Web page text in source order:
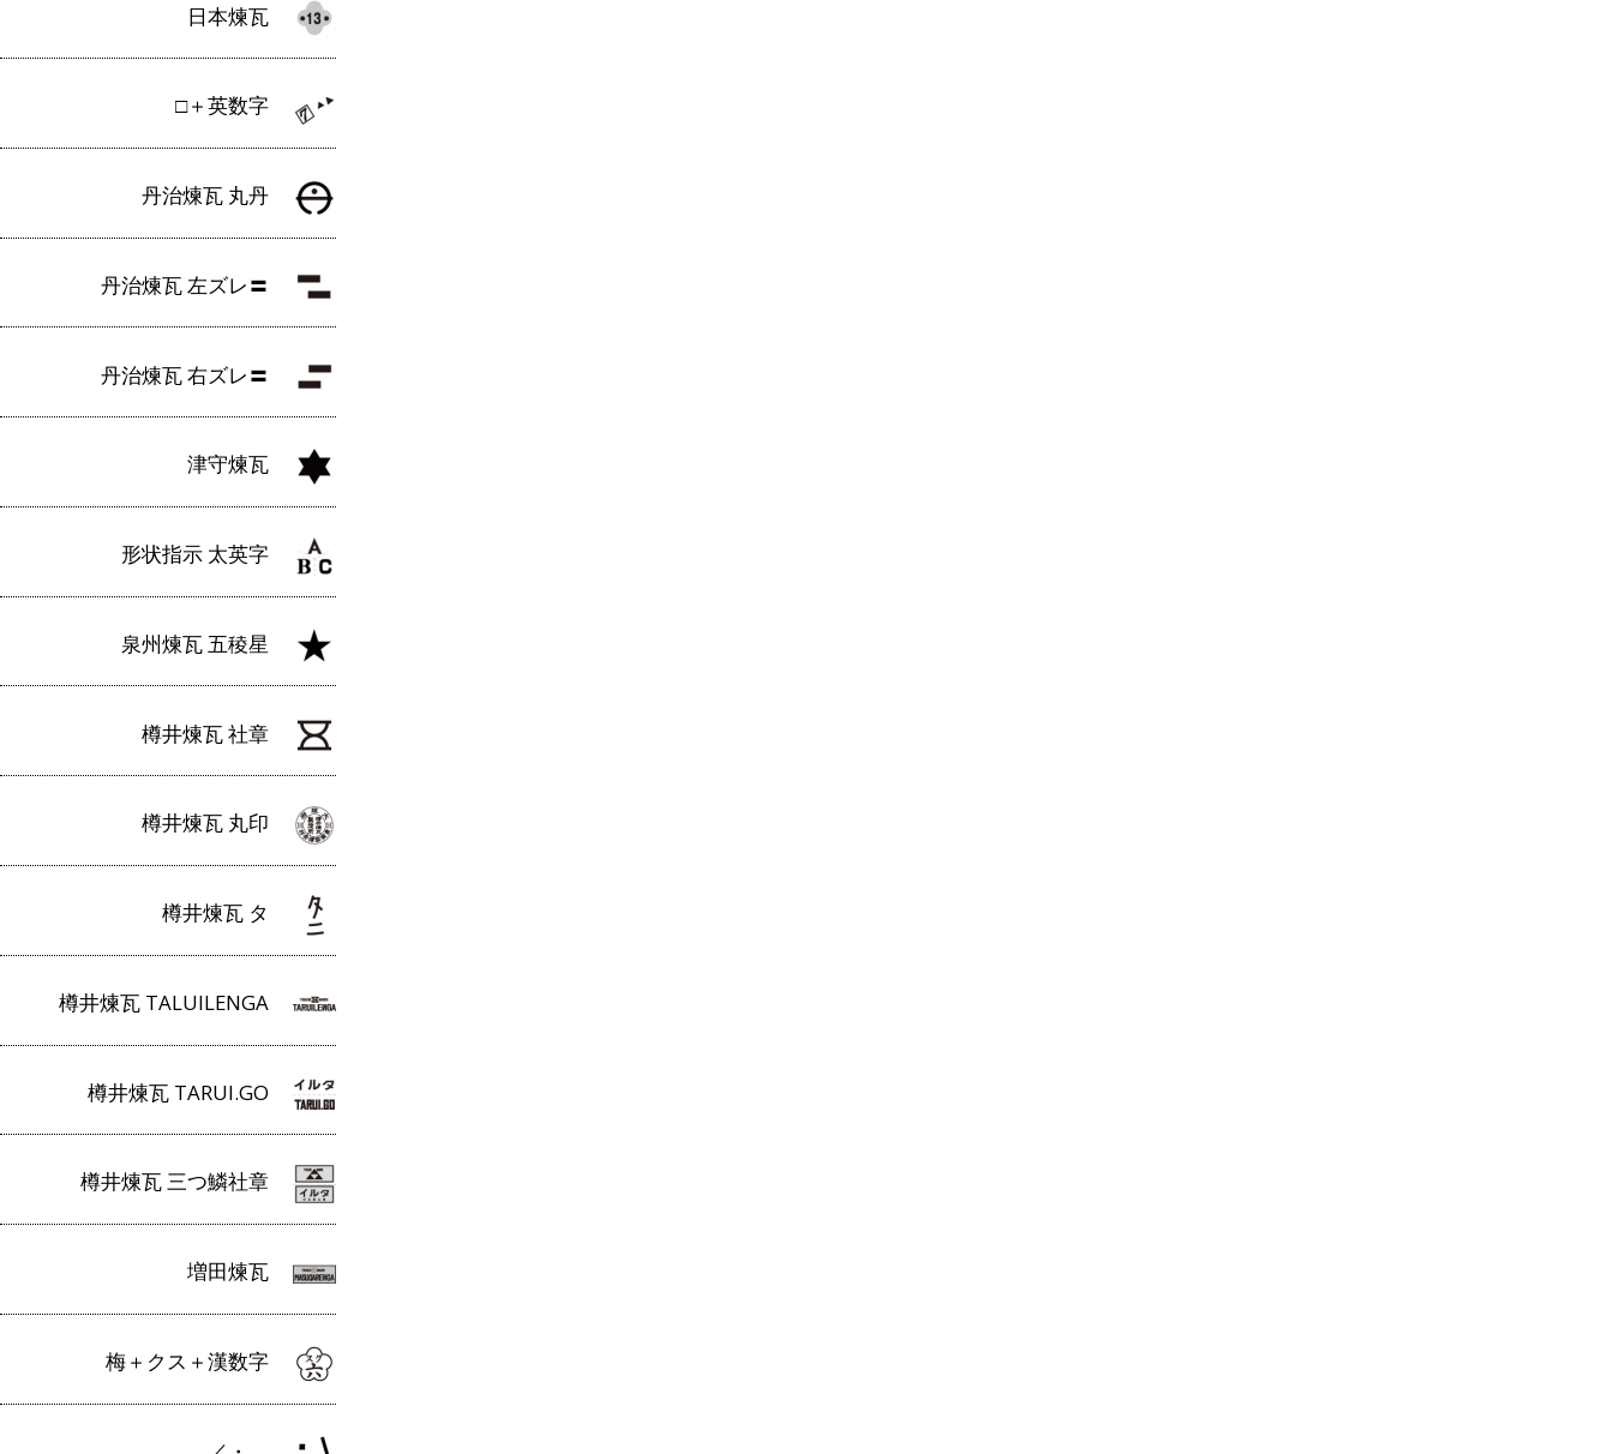
日本煉瓦
□＋英数字
丹治煉瓦 丸丹
丹治煉瓦 左ズレ〓
丹治煉瓦 右ズレ〓
津守煉瓦
形状指示 太英字
泉州煉瓦 五稜星
樽井煉瓦 社章
樽井煉瓦 丸印
樽井煉瓦 タ
樽井煉瓦 TALUILENGA
樽井煉瓦 TARUI.GO
樽井煉瓦 三つ鱗社章
増田煉瓦
梅＋クス＋漢数字